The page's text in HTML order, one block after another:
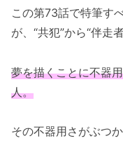
この第73話で特筆す
が、“共犯”から“伴走
夢を描くことに不器
人。
その不器用さがぶつ